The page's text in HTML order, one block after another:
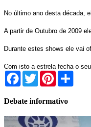
No último ano desta década,
A partir de Outubro de 2009
Durante estes shows ele vai
Com isto a estrela fecha o
Facebook
TwitterPinterest
Debate informativo